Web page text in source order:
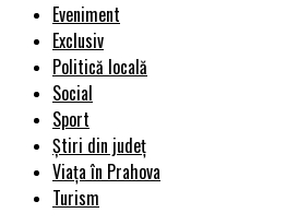
Eveniment
Exclusiv
Politică locală
Social
Sport
Știri din județ
Viața în Prahova
Turism